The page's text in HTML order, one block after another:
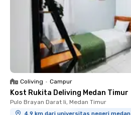
Coliving • Campur
Kost Rukita Deliving Medan Timur
Pulo Brayan Darat Ii, Medan Timur